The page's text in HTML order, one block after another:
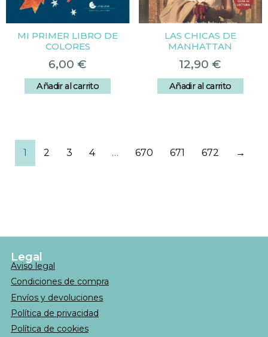
MI PRIMER LIBRO DE
COLORES
6,00 €
Añadir al carrito
LAS CHICAS DE
MANHATTAN
12,90 €
Añadir al carrito
1 2 3 4 … 670 671 672 →
Legal
Aviso legal
Condiciones de compra
Envíos y devoluciones
Política de privacidad
Política de cookies